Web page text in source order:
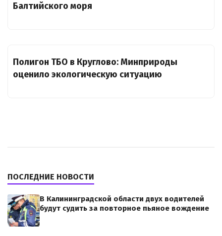
Балтийского моря
Полигон ТБО в Круглово: Минприроды
оценило экологическую ситуацию
ПОСЛЕДНИЕ НОВОСТИ
В Калининградской области двух водителей
будут судить за повторное пьяное вождение